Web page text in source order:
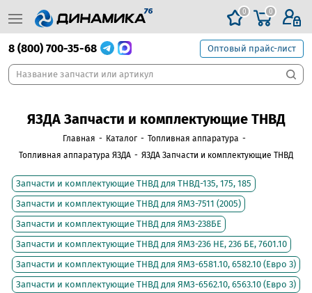
0 0
8 (800) 700-35-68 Оптовый прайс-лист
ЯЗДА Запчасти и комплектующие ТНВД
Главная - Каталог - Топливная аппаратура -
Топливная аппаратура ЯЗДА - ЯЗДА Запчасти и комплектующие ТНВД
Запчасти и комплектующие ТНВД для ТНВД-135, 175, 185
Запчасти и комплектующие ТНВД для ЯМЗ-7511 (2005)
Запчасти и комплектующие ТНВД для ЯМЗ-238БЕ
Запчасти и комплектующие ТНВД для ЯМЗ-236 НЕ, 236 БЕ, 7601.10
Запчасти и комплектующие ТНВД для ЯМЗ-6581.10, 6582.10 (Евро 3)
Запчасти и комплектующие ТНВД для ЯМЗ-6562.10, 6563.10 (Евро 3)